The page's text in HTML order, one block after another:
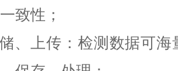
致性；
、上传：检测数据可